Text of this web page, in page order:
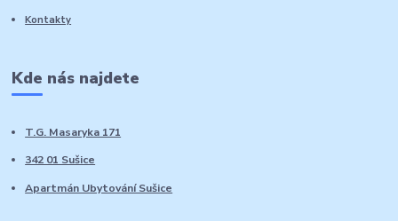
Kontakty
Kde nás najdete
T.G. Masaryka 171
342 01 Sušice
Apartmán Ubytování Sušice